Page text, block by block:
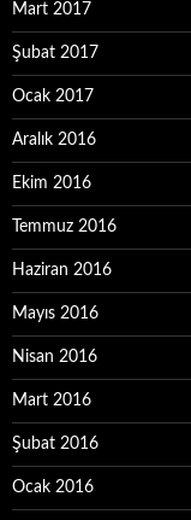
Mart 2017
Şubat 2017
Ocak 2017
Aralık 2016
Ekim 2016
Temmuz 2016
Haziran 2016
Mayıs 2016
Nisan 2016
Mart 2016
Şubat 2016
Ocak 2016